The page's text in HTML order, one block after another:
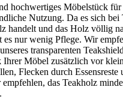
hochwertiges Möbelstück für
Nutzung. Da es sich bei
handelt und das Holz völlig
es nur wenig Pflege. Wir
transparenten
Möbel zusätzlich vor
Flecken durch
das Teakholz